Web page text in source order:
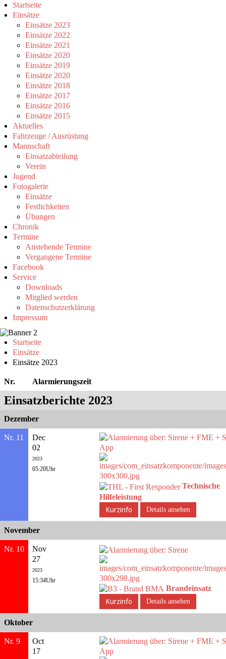
Startseite
Einsätze
Einsätze 2023
Einsätze 2022
Einsätze 2021
Einsätze 2020
Einsätze 2019
Einsätze 2020
Einsätze 2018
Einsätze 2017
Einsätze 2016
Einsätze 2015
Aktuelles
Fahrzeuge / Ausrüstung
Mannschaft
Einsatzabteilung
Verein
Jugend
Fotogalerie
Einsätze
Festlichkeiten
Übungen
Chronik
Termine
Anstehende Termine
Vergangene Termine
Facebook
Service
Downloads
Mitglied werden
Datenschutzerklärung
Impressum
Startseite
Einsätze
Einsätze 2023
Nr. Alarmierungszeit
Einsatzberichte 2023
Dezember
Nr. 11
Dec
02
2023
05:20Uhr
Technische
Hilfeleistung
Details ansehen
November
Nr. 10
Nov
27
2023
15:34Uhr
Brandeinsatz
Details ansehen
Oktober
Nr. 9
Oct
17
Jahr
Monat
Jahr
Monat